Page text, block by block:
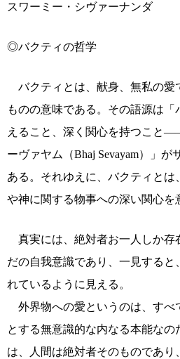
スワーミー・シヴァーナンダ
◎バクティの哲学
バクティとは、献身、無私の愛
ものの意味である。その語源は
えること、深く関心を持つこと
ーヴァヤム（Bhaj Sevayam）」
ある。それゆえに、バクティとは
や神に関する物事への深い関心を
真実には、絶対者お一人しか存
だの自我意識であり、一見すると
れているように見える。
外界物への愛というのは、すべ
とする無意識的な内なる本能なの
は、人間は絶対者そのものであり